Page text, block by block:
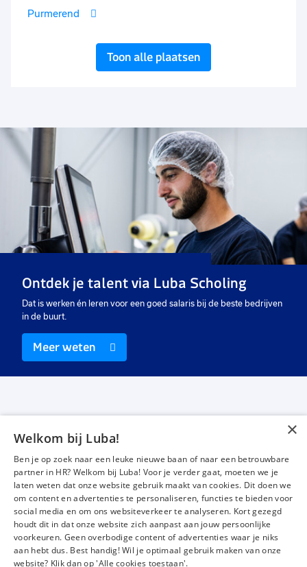
Purmerend
Toon alle plaatsen
Ontdek je talent via Luba Scholing
Dat is werken én leren voor een goed salaris bij de beste bedrijven
in de buurt.
Meer weten
Werken bij Luba
Voor werkgevers
Mijn Luba
Contact
InstagramFacebookLinkedIn YouTube
×
Welkom bij Luba!
Ben je op zoek naar een leuke nieuwe baan of naar een betrouwbare
partner in HR? Welkom bij Luba! Voor je verder gaat, moeten we je
laten weten dat onze website gebruik maakt van cookies. Dit doen we
om content en advertenties te personaliseren, functies te bieden voor
social media en om ons websiteverkeer te analyseren. Kort gezegd
houdt dit in dat onze website zich aanpast aan jouw persoonlijke
voorkeuren. Geen overbodige content of advertenties waar je niks
aan hebt dus. Best handig! Wil je optimaal gebruik maken van onze
website? Klik dan op 'Alle cookies toestaan'.